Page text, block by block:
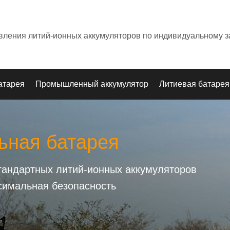
литий-ионных аккумуляторов по индивидуальному
Промышленный аккумулятор Литиевая батарея
батарея
литий-ионных аккумуляторов
безопасность